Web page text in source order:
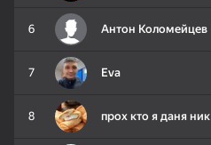
Hidden Objects: Island
6 Антон Коломейцев
7 Eva
8 прох кто я даня ник